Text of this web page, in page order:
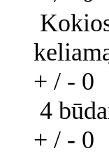
+ / - 0
4
+ / - 0